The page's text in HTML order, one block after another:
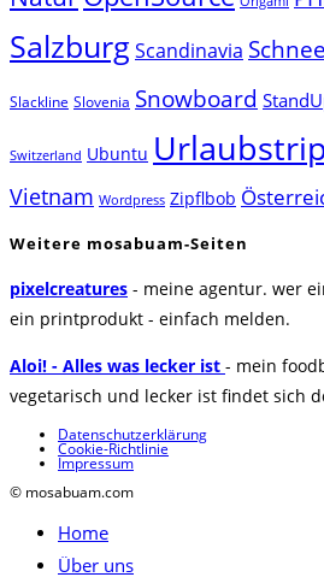
SalzburgScandinavia
Slackline Slovenia Snowboard
Switzerland Ubuntu Urlaubstrip
Vietnam Wordpress Zipflbob
Weitere mosabuam-Seiten
pixelcreatures - meine agentur. wer
ein printprodukt - einfach melden.
Aloi! - Alles was lecker ist - mein
vegetarisch und lecker ist findet sich
Datenschutzerklärung
Cookie-Richtlinie
Impressum
© mosabuam.com
Home
Über uns